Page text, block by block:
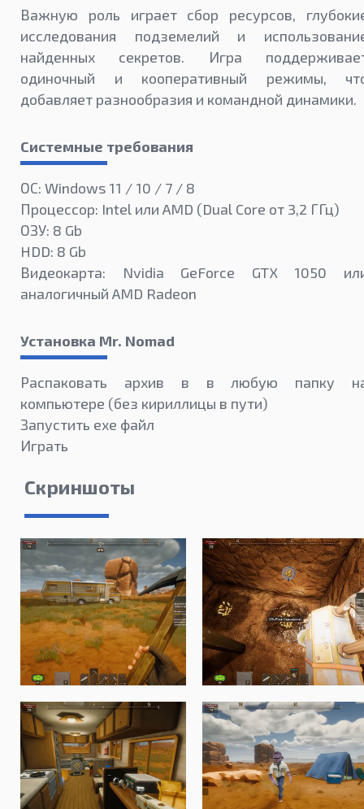
Важную роль играет сбор ресурсов,
исследования подземелий и
найденных секретов. Игра
одиночный и кооперативный режимы,
добавляет разнообразия и командной динамики.
Системные требования
ОС: Windows 11 / 10 / 7 / 8
Процессор: Intel или AMD (Dual Core от 3,2 ГГц)
ОЗУ: 8 Gb
HDD: 8 Gb
Видеокарта: Nvidia GeForce GTX 1050
аналогичный AMD Radeon
Установка Mr. Nomad
Распаковать архив в в любую папку
компьютере (без кириллицы в пути)
Запустить exe файл
Играть
Скриншоты